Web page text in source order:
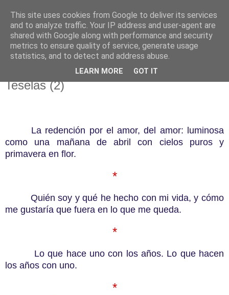
El pisapapeles de Karlsbad
Páginas de un escritor rural
martes, 17 de febrero de 2015
Teselas (2)
La redención por el amor, del amor: luminosa
como una mañana de abril con cielos puros y
primavera en flor.
*
Quién soy y qué he hecho con mi vida, y cómo
me gustaría que fuera en lo que me queda.
*
Lo que hace uno con los años. Lo que hacen
los años con uno.
*
This site uses cookies from Google to deliver its services
and to analyze traffic. Your IP address and user-agent are
shared with Google along with performance and security
metrics to ensure quality of service, generate usage
statistics, and to detect and address abuse.
LEARN MORE GOT IT